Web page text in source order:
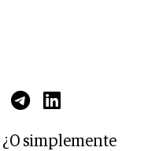
simplemente